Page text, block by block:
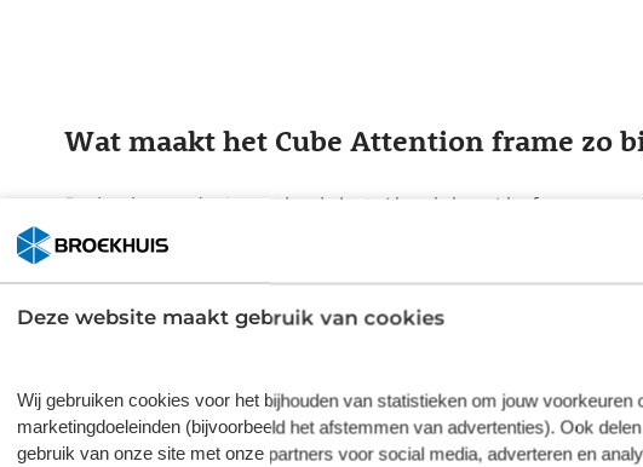
Deze website maakt gebruik van cookies
Wij gebruiken cookies voor het bijhouden van statistieken om jouw voorkeuren
marketingdoeleinden (bijvoorbeeld het afstemmen van advertenties). Ook
gebruik van onze site met onze partners voor social media, adverteren en
Wat maakt het Cube Attention frame zo
De basis van de Attention is het Aluminium Lite
frame,
vormgevingstechnieken om gewicht te besparen zonder
binnendoor, wat de fiets een cleane look geeft en het
bevestigingspunten voor een standaard, spatborden en
bovendien in een handomdraai tot een snelle fiets voor
Cube Attention: De verschillen tussen de
In de huidige collectie draait alles om de keuze tussen